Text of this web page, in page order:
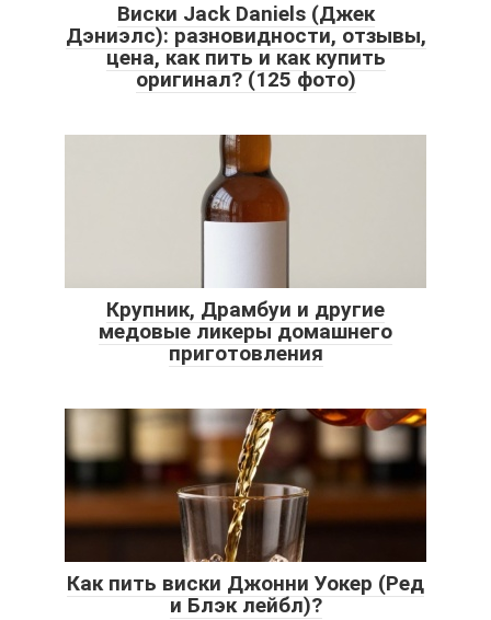
Виски Jack Daniels (Джек
Дэниэлс): разновидности, отзывы,
цена, как пить и как купить
оригинал? (125 фото)
Крупник, Драмбуи и другие
медовые ликеры домашнего
приготовления
Как пить виски Джонни Уокер (Ред
и Блэк лейбл)?